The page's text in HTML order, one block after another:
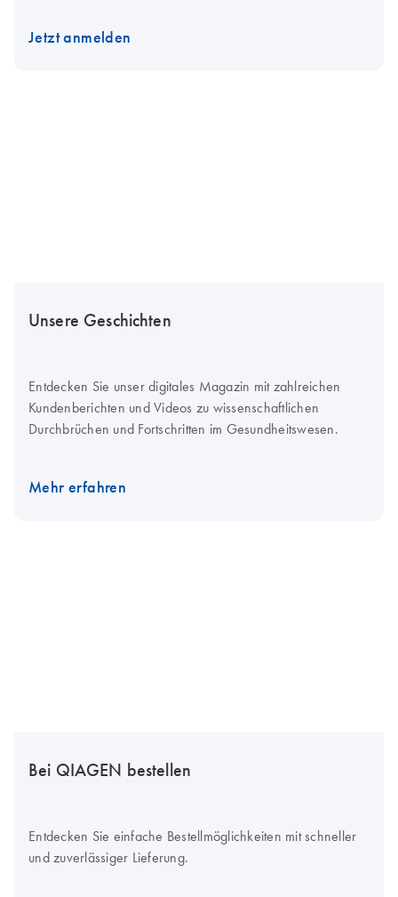
Jetzt anmelden
Unsere Geschichten
Entdecken Sie unser digitales Magazin mit zahlreichen
Kundenberichten und Videos zu wissenschaftlichen
Durchbrüchen und Fortschritten im Gesundheitswesen.
Mehr erfahren
Bei QIAGEN bestellen
Entdecken Sie einfache Bestellmöglichkeiten mit schneller
und zuverlässiger Lieferung.